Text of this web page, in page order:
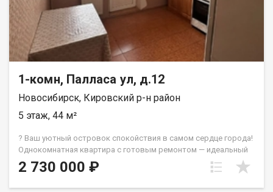
1-комн, Палласа ул, д.12
Новосибирск, Кировский р-н район
5 этаж, 44 м²
? Ваш уютный островок спокойствия в самом сердце города!
Однокомнатная квартира с готовым ремонтом — идеальный
старт для комфортной жизни ✨ Почему именно эта квартира?
Светлая, тихая, полностью готовая к заселению — здесь
2 730 000 ₽